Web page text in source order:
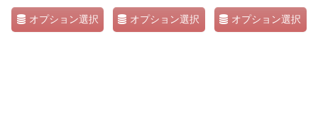
オプション選択 オプション選択 オプション選択